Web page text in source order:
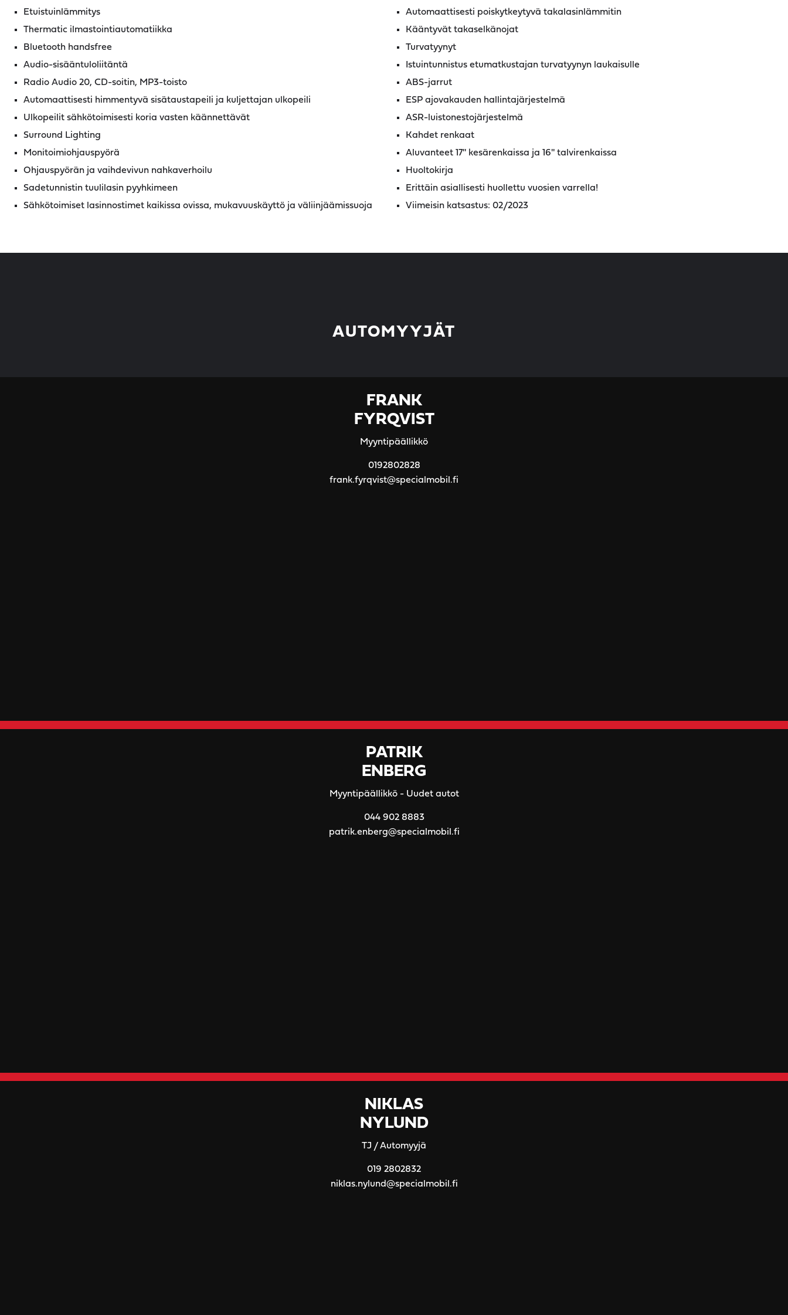
Etuistuinlämmitys
Thermatic ilmastointiautomatiikka
Bluetooth handsfree
Audio-sisääntuloliitäntä
Radio Audio 20, CD-soitin, MP3-toisto
Automaattisesti himmentyvä sisätaustapeili ja kuljettajan ulkopeili
Ulkopeilit sähkötoimisesti koria vasten käännettävät
Surround Lighting
Monitoimiohjauspyörä
Ohjauspyörän ja vaihdevivun nahkaverhoilu
Sadetunnistin tuulilasin pyyhkimeen
Sähkötoimiset lasinnostimet kaikissa ovissa, mukavuuskäyttö ja väliinjäämissuoja
Automaattisesti poiskytkeytyvä takalasinlämmitin
Kääntyvät takaselkänojat
Turvatyynyt
Istuintunnistus etumatkustajan turvatyynyn laukaisulle
ABS-jarrut
ESP ajovakauden hallintajärjestelmä
ASR-luistonestojärjestelmä
Kahdet renkaat
Aluvanteet 17'' kesärenkaissa ja 16'' talvirenkaissa
Huoltokirja
Erittäin asiallisesti huollettu vuosien varrella!
Viimeisin katsastus: 02/2023
AUTOMYYJÄT
FRANK
FYRQVIST
Myyntipäällikkö
0192802828
frank.fyrqvist@specialmobil.fi
PATRIK
ENBERG
Myyntipäällikkö - Uudet autot
044 902 8883
patrik.enberg@specialmobil.fi
NIKLAS
NYLUND
TJ / Automyyjä
019 2802832
niklas.nylund@specialmobil.fi